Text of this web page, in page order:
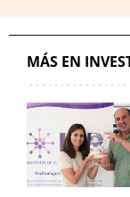
MÁS EN